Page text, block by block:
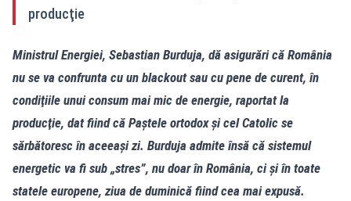
producţie
Ministrul Energiei, Sebastian Burduja, dă asigurări că România
nu se va confrunta cu un blackout sau cu pene de curent, în
condiţiile unui consum mai mic de energie, raportat la
producţie, dat fiind că Paştele ortodox şi cel Catolic se
sărbătoresc în aceeaşi zi. Burduja admite însă că sistemul
energetic va fi sub „stres”, nu doar în România, ci şi în toate
statele europene, ziua de duminică fiind cea mai expusă.